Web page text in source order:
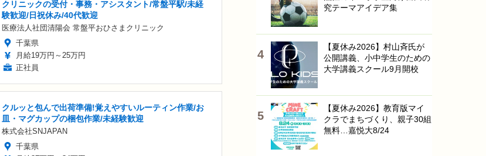
クリニックの受付・事務・アシスタント/常盤平駅/未経
験歓迎/日祝休み/40代歓迎
医療法人社団清陽会 常盤平おひさまクリニック
千葉県
月給19万円～25万円
正社員
クルッと包んで出荷準備!覚えやすいルーティン作業/お
皿・マグカップの梱包作業/未経験歓迎
株式会社SNJAPAN
千葉県
究テーマアイデア集
【夏休み2026】村山斉氏が
公開講義、小中学生のための
大学講義スクール9月開校
【夏休み2026】教育版マイ
クラでまちづくり、親子30組
無料…嘉悦大8/24